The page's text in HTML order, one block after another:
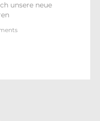
unsere neue